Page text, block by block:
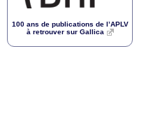
100 ans de publications de l’APLV
à retrouver sur Gallica